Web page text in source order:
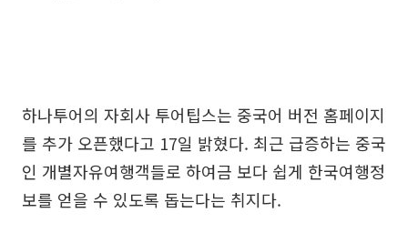
하나투어의 자회사 투어팁스는 중국어 버전 홈페이지
를 추가 오픈했다고 17일 밝혔다. 최근 급증하는 중국
인 개별자유여행객들로 하여금 보다 쉽게 한국여행정
보를 얻을 수 있도록 돕는다는 취지다.